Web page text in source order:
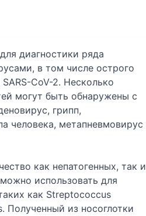
диагностики ряда
в том числе острого
CoV-2. Несколько
могут быть обнаружены с
грипп,
человека, метапневмовирус
как непатогенных, так и
использовать для
как Streptococcus
Полученный из носоглотки